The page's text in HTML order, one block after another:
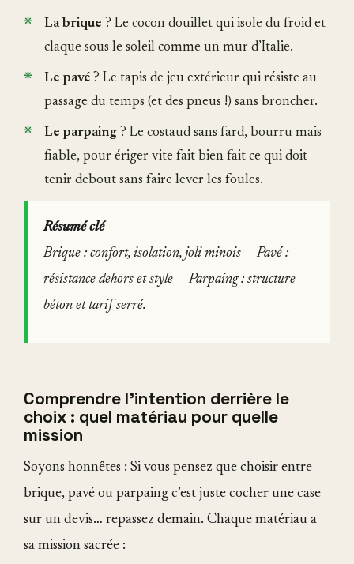
La brique ? Le cocon douillet qui isole du froid et
claque sous le soleil comme un mur d’Italie.
Le pavé ? Le tapis de jeu extérieur qui résiste au
passage du temps (et des pneus !) sans broncher.
Le parpaing ? Le costaud sans fard, bourru mais
fiable, pour ériger vite fait bien fait ce qui doit
tenir debout sans faire lever les foules.
Résumé clé
Brique : confort, isolation, joli minois — Pavé :
résistance dehors et style — Parpaing: structure
béton et tarif serré.
Comprendre l'intention derrière le
choix : quel matériau pour quelle
mission
Soyons honnêtes : Si vous pensez que choisir entre
brique, pavé ou parpaing c’est juste cocher une case
sur un devis… repassez demain. Chaque matériau a
sa mission sacrée :